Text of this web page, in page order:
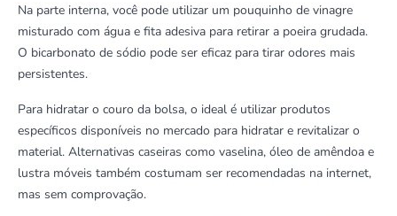
Na parte interna, você pode utilizar um pouquinho de vinagre
misturado com água e fita adesiva para retirar a poeira grudada.
O bicarbonato de sódio pode ser eficaz para tirar odores mais
persistentes.
Para hidratar o couro da bolsa, o ideal é utilizar produtos
específicos disponíveis no mercado para hidratar e revitalizar o
material. Alternativas caseiras como vaselina, óleo de amêndoa e
lustra móveis também costumam ser recomendadas na internet,
mas sem comprovação.